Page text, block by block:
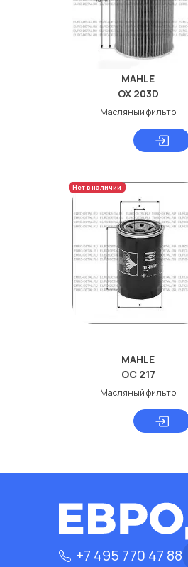
MAHLE
OX 203D
Масляный фильтр
Нет в наличии
MAHLE
OC 217
Масляный фильтр
+7 495 770 47 88